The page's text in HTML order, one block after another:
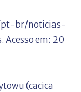
pt-br/noticias-
em: 20
(cacica